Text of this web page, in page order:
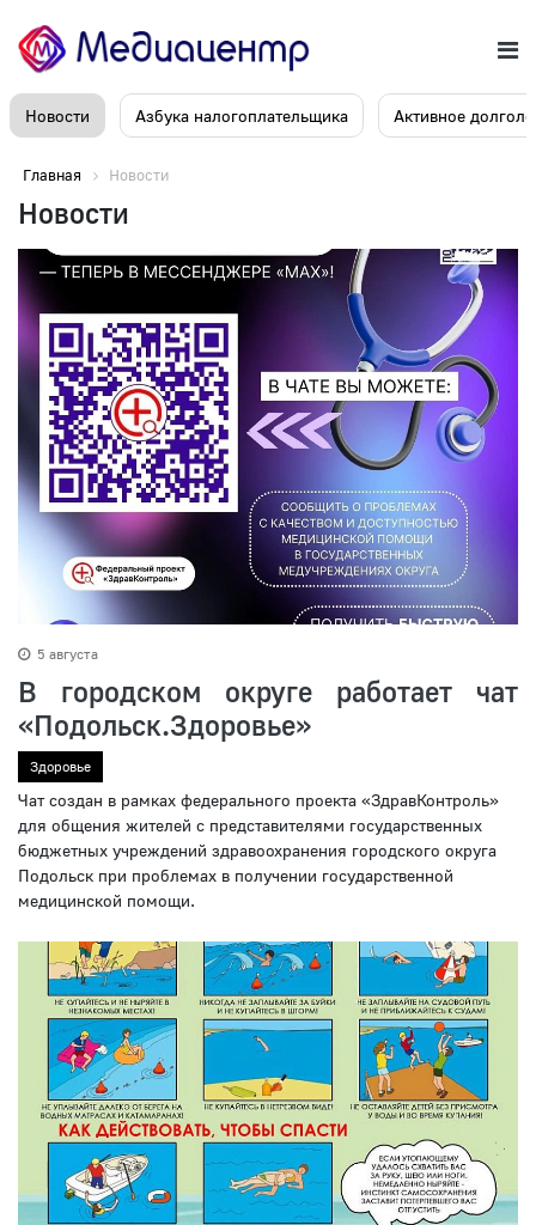
Новости Азбука налогоплательщика Активное
Главная Новости
Новости
5 августа
В городском округе работает чат
«Подольск.Здоровье»
Здоровье
Чат создан в рамках федерального проекта «ЗдравКонтроль»
для общения жителей с представителями государственных
бюджетных учреждений здравоохранения городского округа
Подольск при проблемах в получении государственной
медицинской помощи.